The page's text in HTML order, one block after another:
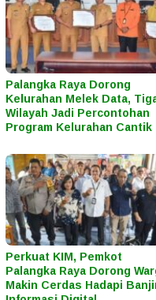
Palangka Raya Dorong
Kelurahan Melek Data,
Wilayah Jadi Percontohan
Program Kelurahan Cantik
Perkuat KIM, Pemkot
Palangka Raya Dorong
Makin Cerdas Hadapi